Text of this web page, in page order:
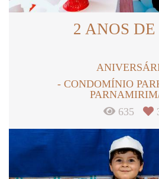
2 ANOS
CONDOMÍNIO
635